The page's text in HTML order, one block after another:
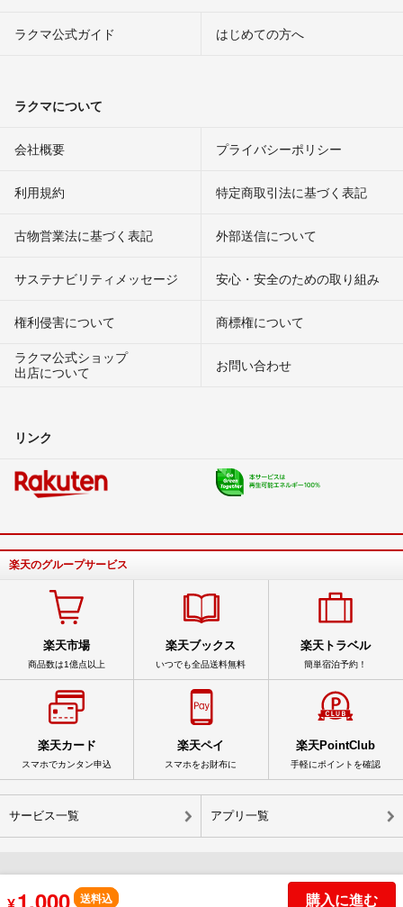
1,000 送料込 購入に進む
ラクマ公式ガイド はじめての方へ
ラクマについて
会社概要 プライバシーポリシー
利用規約 特定商取引法に基づく表記
古物営業法に基づく表記 外部送信について
サステナビリティメッセージ 安心・安全のための取り組み
権利侵害について
商標権について
ラクマ公式ショップ
出店について
お問い合わせ
リンク
楽天のグループサービス
楽天市場
商品数は1億点以上
楽天ブックス
いつでも全品送料無料
楽天トラベル
簡単宿泊予約！
楽天カード
スマホでカンタン申込
楽天ペイ
スマホをお財布に
楽天PointClub
手軽にポイントを確認
サービス一覧 アプリ一覧